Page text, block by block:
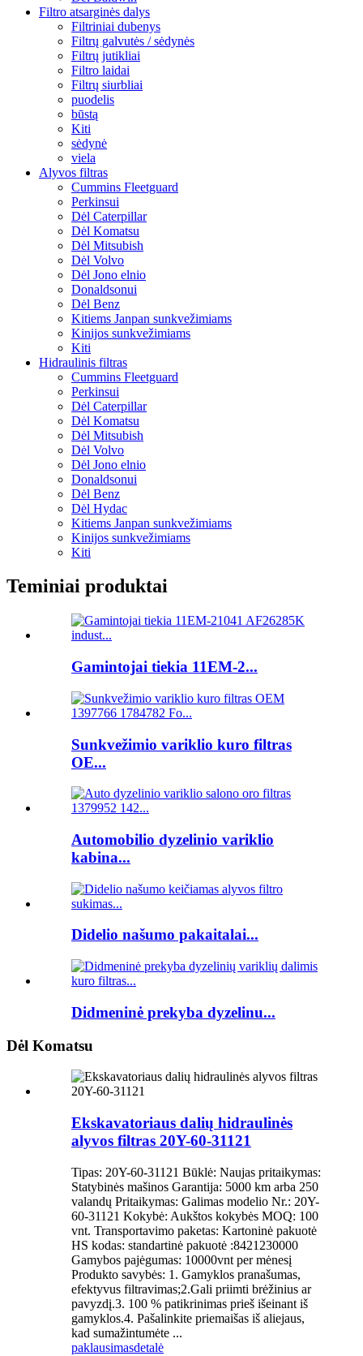
Filtro atsarginės dalys
Filtriniai dubenys
Filtrų galvutės / sėdynės
Filtrų jutikliai
Filtro laidai
Filtrų siurbliai
puodelis
būstą
Kiti
sėdynė
viela
Alyvos filtras
Cummins Fleetguard
Perkinsui
Dėl Caterpillar
Dėl Komatsu
Dėl Mitsubish
Dėl Volvo
Dėl Jono elnio
Donaldsonui
Dėl Benz
Kitiems Janpan sunkvežimiams
Kinijos sunkvežimiams
Kiti
Hidraulinis filtras
Cummins Fleetguard
Perkinsui
Dėl Caterpillar
Dėl Komatsu
Dėl Mitsubish
Dėl Volvo
Dėl Jono elnio
Donaldsonui
Dėl Benz
Dėl Hydac
Kitiems Janpan sunkvežimiams
Kinijos sunkvežimiams
Kiti
Teminiai produktai
Gamintojai tiekia 11EM-2...
Sunkvežimio variklio kuro filtras
OE...
Automobilio dyzelinio variklio
kabina...
Didelio našumo pakaitalai...
Didmeninė prekyba dyzelinu...
Dėl Komatsu
Ekskavatoriaus dalių hidraulinės
alyvos filtras 20Y-60-31121
Tipas: 20Y-60-31121 Būklė: Naujas pritaikymas:
Statybinės mašinos Garantija: 5000 km arba 250
valandų Pritaikymas: Galimas modelio Nr.: 20Y-
60-31121 Kokybė: Aukštos kokybės MOQ: 100
vnt. Transportavimo paketas: Kartoninė pakuotė
HS kodas: standartinė pakuotė :8421230000
Gamybos pajėgumas: 10000vnt per mėnesį
Produkto savybės: 1. Gamyklos pranašumas,
efektyvus filtravimas;2.Gali priimti brėžinius ar
pavyzdį.3. 100 % patikrinimas prieš išeinant iš
gamyklos.4. Pašalinkite priemaišas iš aliejaus,
kad sumažintumėte ...
paklausimasdetalė